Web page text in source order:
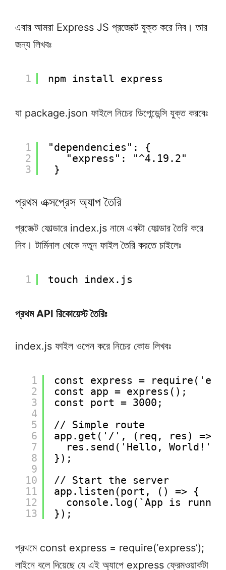
এবার আমরা Express JS প্রজেক্টে যুক্ত করে নিব। তার
জন্য লিখবঃ
1 npm install express
যা package.json ফাইলে নিচের ডিপেন্ডেন্সি যুক্ত করবেঃ
1
2
3
"dependencies": {
"express": "^4.19.2"
}
প্রথম এক্সপ্রেস অ্যাপ তৈরি
প্রজেক্ট ফোল্ডারে index.js নামে একটা ফোল্ডার তৈরি করে
নিব। টার্মিনাল থেকে নতুন ফাইল তৈরি করতে চাইলেঃ
1 touch index.js
প্রথম API রিকোয়েস্ট তৈরিঃ
index.js ফাইল ওপেন করে নিচের কোড লিখবঃ
1
2
3
4
5
6
7
8
9
10
11
12
13
const express =
const app = express();
const port = 3000;
// Simple route
app.get('/', (req, res) => {
res.send('Hello, World!');
});
// Start the server
app.listen(port, () => {
console.log(`App is
});
প্রথমে const express = require(‘express’);
লাইনে বলে দিয়েছে যে এই অ্যাপে express ফ্রেমওয়ার্কটা